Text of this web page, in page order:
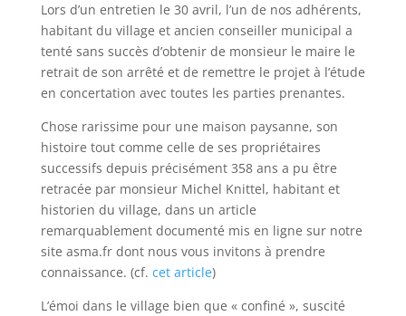
Lors d’un entretien le 30 avril, l’un de nos adhérents,
habitant du village et ancien conseiller municipal a
tenté sans succès d’obtenir de monsieur le maire le
retrait de son arrêté et de remettre le projet à l’étude
en concertation avec toutes les parties prenantes.
Chose rarissime pour une maison paysanne, son
histoire tout comme celle de ses propriétaires
successifs depuis précisément 358 ans a pu être
retracée par monsieur Michel Knittel, habitant et
historien du village, dans un article
remarquablement documenté mis en ligne sur notre
site asma.fr dont nous vous invitons à prendre
connaissance. (cf. cet article)
L’émoi dans le village bien que « confiné », suscité